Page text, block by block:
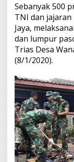
Sebanyak 500
TNI dan jajaran
Jaya,
dan lumpur
Trias Desa
(8/1/2020).